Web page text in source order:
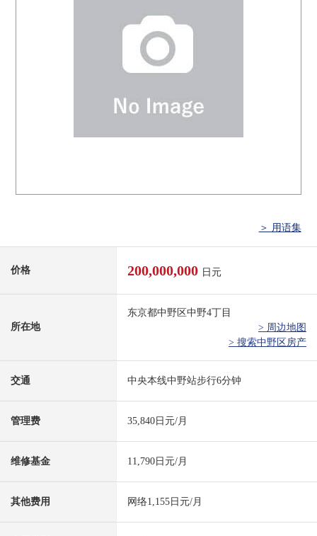
＞ 用语集
价格 200,000,000 日元
所在地
东京都中野区中野4丁目
> 周边地图
> 搜索中野区房产
交通 中央本线中野站步行6分钟
管理费 35,840日元/月
维修基金 11,790日元/月
其他费用 网络1,155日元/月